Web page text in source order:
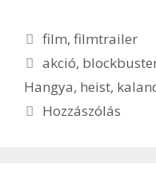
Kategória
film,filmtrailer
Címkék
akció,
Hangya, heist,
Hozzászólás